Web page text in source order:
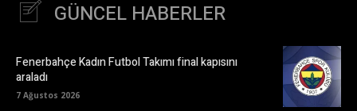
GÜNCEL HABERLER
Fenerbahçe Kadın Futbol Takımı final kapısını
araladı
7 Ağustos 2026